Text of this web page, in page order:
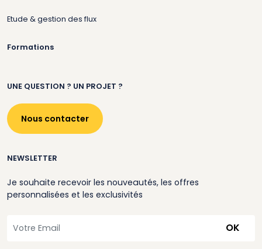
Etude & gestion des flux
Formations
UNE QUESTION ? UN PROJET ?
Nous contacter
NEWSLETTER
Je souhaite recevoir les nouveautés, les offres
personnalisées et les exclusivités
OK